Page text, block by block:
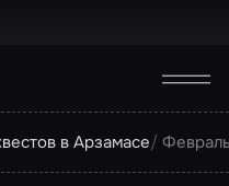
в Арзамасе